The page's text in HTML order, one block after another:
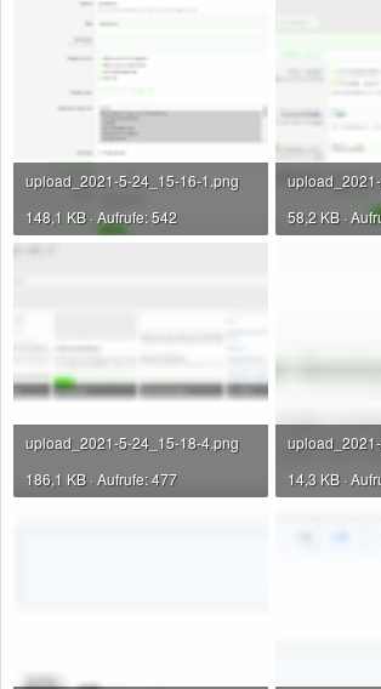
upload_2021-5-24_15-16-1.png
148,1 KB · Aufrufe: 542
58,2 KB ·
upload_2021-5-24_15-18-4.png
186,1 KB · Aufrufe: 477
14,3 KB ·